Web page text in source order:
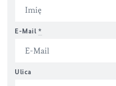
E-Mail *
Ulica